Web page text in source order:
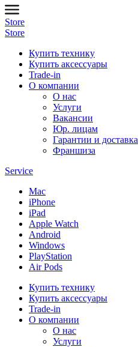
Store
Store
Купить технику
Купить аксессуары
Trade-in
О компании
О нас
Услуги
Вакансии
Юр. лицам
Гарантии и доставка
Франшиза
Service
Mac
iPhone
iPad
Apple Watch
Android
Windows
PlayStation
Air Pods
Купить технику
Купить аксессуары
Trade-in
О компании
О нас
Услуги